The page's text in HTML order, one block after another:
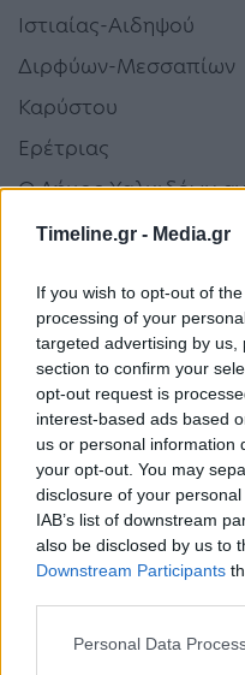
Timeline.gr - Media.gr
If you wish to opt-out of
processing of your
targeted advertising by
section to confirm your
opt-out request is
interest-based ads based
us or personal information
your opt-out. You may
disclosure of your
IAB’s list of downstream
also be disclosed by us to
Downstream Participants
Personal Data
Ιστιαίας-Αιδηψού
Διρφύων-Μεσσαπίων
Καρύστου
Ερέτριας
Ο Δήμος Χαλκιδέων
θα λειτουργήσουν
Μαγνησία
Με απόφαση του
Μπέου και μετά από
δεδομένων από τη
τελευταίων ημερών
αυτή προκάλεσε, τα
και δευτεροβάθμιας
κανονικά.